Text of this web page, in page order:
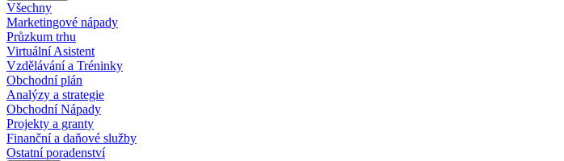
Všechny
Marketingové nápady
Průzkum trhu
Virtuální Asistent
Vzdělávání a Tréninky
Obchodní plán
Analýzy a strategie
Obchodní Nápady
Projekty a granty
Finanční a daňové služby
Ostatní poradenství